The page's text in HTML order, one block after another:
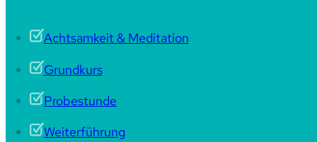
Achtsamkeit & Meditation
Grundkurs
Probestunde
Weiterführung